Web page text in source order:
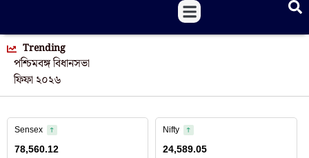
Trending
পশ্চিমবঙ্গ বিধানসভা
ফিফা ২০২৬